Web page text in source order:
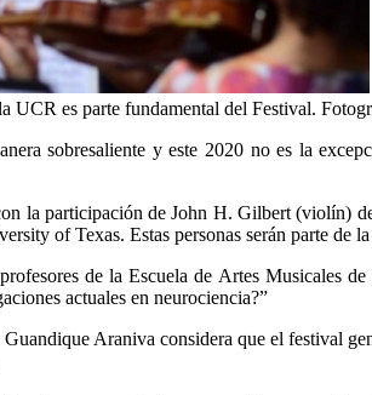
UCR es parte fundamental del Festival.
sobresaliente y este 2020 no es la
la participación de John H. Gilbert
of Texas. Estas personas serán parte de
de la Escuela de Artes Musicales
actuales en neurociencia?”
Araniva considera que el festival